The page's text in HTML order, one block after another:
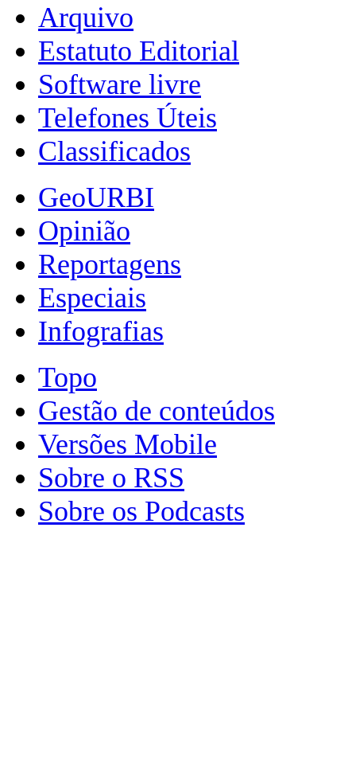
Arquivo
Estatuto Editorial
Software livre
Telefones Úteis
Classificados
GeoURBI
Opinião
Reportagens
Especiais
Infografias
Topo
Gestão de conteúdos
Versões Mobile
Sobre o RSS
Sobre os Podcasts